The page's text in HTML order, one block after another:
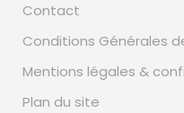
Contact
Conditions Générales
Mentions légales &
Plan du site